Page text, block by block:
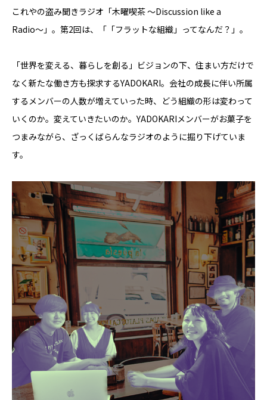
これやの盗み聞きラジオ「木曜喫茶 〜Discussion like a
Radio〜」。第2回は、「「フラットな組織」ってなんだ？」。
「世界を変える、暮らしを創る」ビジョンの下、住まい方だけで
なく新たな働き方も探求するYADOKARI。会社の成長に伴い所属
するメンバーの人数が増えていった時、どう組織の形は変わって
いくのか。変えていきたいのか。YADOKARIメンバーがお菓子を
つまみながら、ざっくばらんなラジオのように掘り下げていま
す。